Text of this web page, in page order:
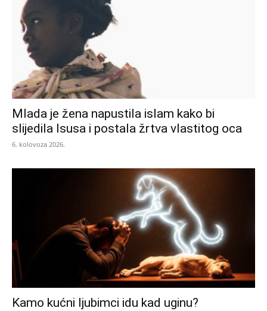
Mlada je žena napustila islam kako bi
slijedila Isusa i postala žrtva vlastitog oca
6. kolovoza 2026.
Kamo kućni ljubimci idu kad uginu?